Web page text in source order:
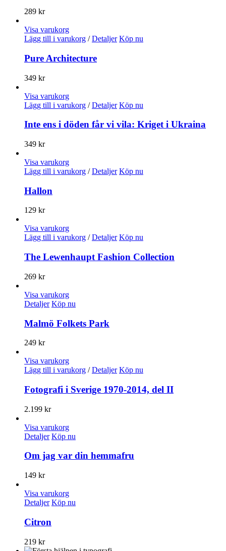
289 kr
Visa varukorg
Lägg till i varukorg / Detaljer Köp nu
Pure Architecture
349 kr
Visa varukorg
Lägg till i varukorg / Detaljer Köp nu
Inte ens i döden får vi vila: Kriget i Ukraina
349 kr
Visa varukorg
Lägg till i varukorg / Detaljer Köp nu
Hallon
129 kr
Visa varukorg
Lägg till i varukorg / Detaljer Köp nu
The Lewenhaupt Fashion Collection
269 kr
Visa varukorg
Detaljer Köp nu
Malmö Folkets Park
249 kr
Visa varukorg
Lägg till i varukorg / Detaljer Köp nu
Fotografi i Sverige 1970-2014, del II
2.199 kr
Visa varukorg
Detaljer Köp nu
Om jag var din hemmafru
149 kr
Visa varukorg
Detaljer Köp nu
Citron
219 kr